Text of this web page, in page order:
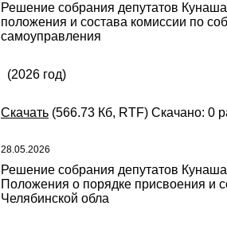
Решение собрания депутатов
положения и состава комиссии по
самоуправления
(2026 год)
Скачать (566.73 Кб, RTF) Скачано: 0
28.05.2026
Решение собрания депутатов
Положения о порядке присвоения и
Челябинской обла